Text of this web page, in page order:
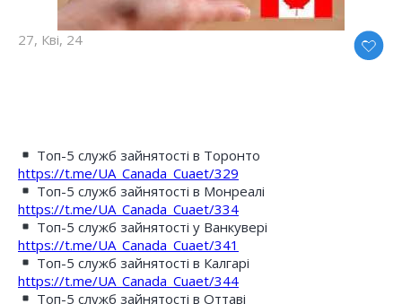
27, Кві, 24
Топ-5 служб зайнятості в Торонто
https://t.me/UA_Canada_Cuaet/329
Топ-5 служб зайнятості в Монреалі
https://t.me/UA_Canada_Cuaet/334
Топ-5 служб зайнятості у Ванкувері
https://t.me/UA_Canada_Cuaet/341
Топ-5 служб зайнятості в Калгарі
https://t.me/UA_Canada_Cuaet/344
Топ-5 служб зайнятості в Оттаві